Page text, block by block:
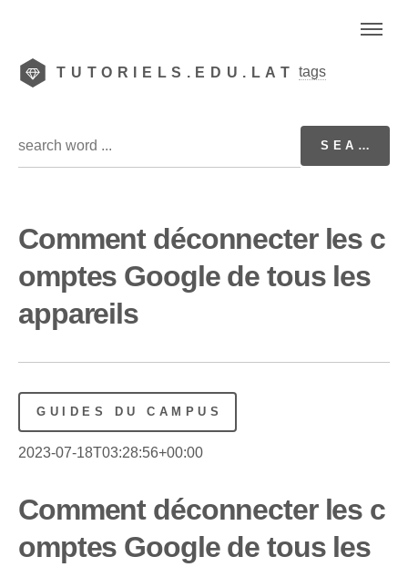
TUTORIELS.EDU.LAT tags
Comment déconnecter les c
omptes Google de tous les
appareils
GUIDES DU CAMPUS
2023-07-18T03:28:56+00:00
Comment déconnecter les c
omptes Google de tous les